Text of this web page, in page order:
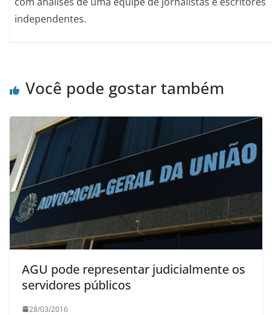
independentes.
Você pode gostar também
AGU pode representar judicialmente os
servidores públicos
28/03/2016